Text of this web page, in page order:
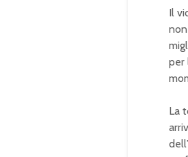
Il
per
La